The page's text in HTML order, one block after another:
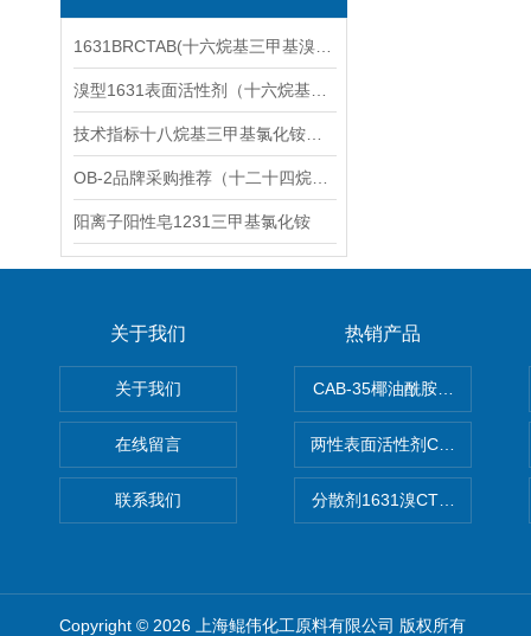
阳离子阳性皂1231三甲基氯化铵
关于我们
关于我们
在线留言
联系我们
热销产品
CAB-35椰油酰胺丙基甜菜碱
两性表面活性剂CAB-30椰油
分散剂1631溴CTAB（十六烷
Copyright © 2026 上海鲲伟化工原料有限公司 版权所有